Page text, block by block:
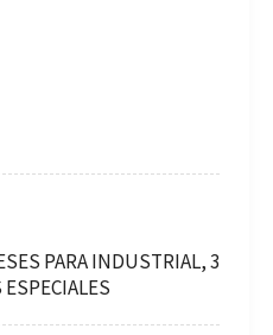
PARA INDUSTRIAL, 3